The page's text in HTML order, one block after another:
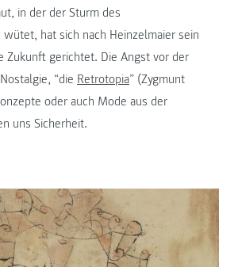
in der der Sturm des
wütet, hat sich nach Heinzelmaier sein
Zukunft gerichtet. Die Angst vor der
“die Retrotopia” (Zygmunt
oder auch Mode aus der
uns Sicherheit.